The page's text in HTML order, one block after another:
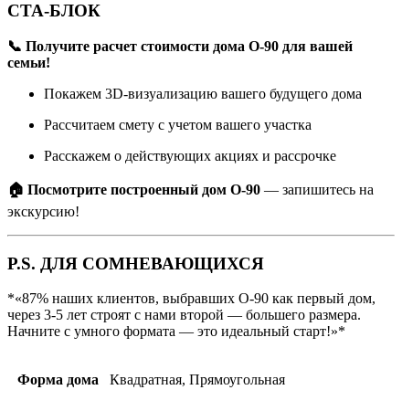
CTA-БЛОК
📞 Получите расчет стоимости дома О-90 для вашей
семьи!
Покажем 3D-визуализацию вашего будущего дома
Рассчитаем смету с учетом вашего участка
Расскажем о действующих акциях и рассрочке
🏠 Посмотрите построенный дом О-90 — запишитесь на
экскурсию!
P.S. ДЛЯ СОМНЕВАЮЩИХСЯ
*«87% наших клиентов, выбравших О-90 как первый дом,
через 3-5 лет строят с нами второй — большего размера.
Начните с умного формата — это идеальный старт!»*
Форма дома Квадратная, Прямоугольная